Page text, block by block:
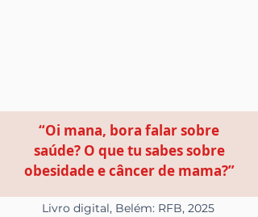
“Oi mana, bora falar sobre
saúde? O que tu sabes sobre
obesidade e câncer de mama?”
Livro digital, Belém: RFB, 2025